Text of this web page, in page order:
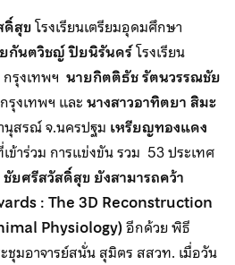
สุขโรงเรียนเตรียมอุดมศึกษา
กันตวิชญ์ ปิยนิรันดร์โรงเรียน
รุงเทพฯ นายกิตติธัช รัตนวรรณชัย
รุงเทพฯ และนางสาวอาทิตยา สิมะ
นุสรณ์ จ.นครปฐม เหรียญทองแดง
ข้าร่วม การแข่งขัน รวม 53 ประเทศ
ศรีสวัสดิ์สุข ยังสามารถคว้า
: The 3D Reconstruction
Physiology)อีกด้วย พิธี
มอาจารย์สนั่น สุมิตร สสวท. เมื่อวัน